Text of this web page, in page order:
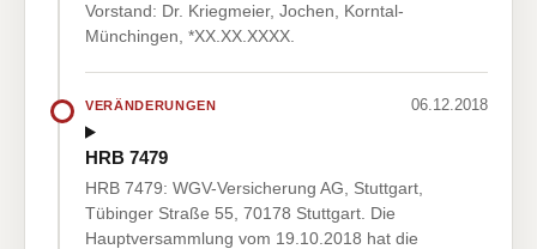
Vorstand: Dr. Kriegmeier, Jochen, Korntal-
Münchingen, *XX.XX.XXXX.
VERÄNDERUNGEN 06.12.2018
HRB 7479
HRB 7479: WGV-Versicherung AG, Stuttgart,
Tübinger Straße 55, 70178 Stuttgart. Die
Hauptversammlung vom 19.10.2018 hat die